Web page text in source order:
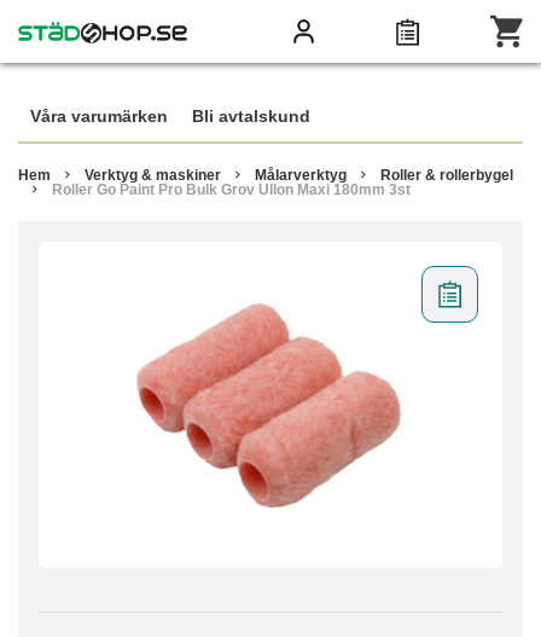
Våra varumärken Bli avtalskund
Hem Verktyg & maskiner Målarverktyg
Roller & rollerbygel
Roller Go Paint Pro Bulk Grov Ullon Maxi 180mm 3st